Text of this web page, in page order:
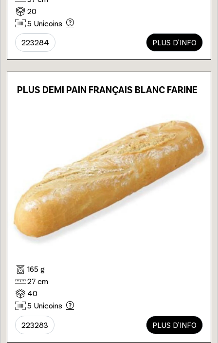
20
5 Unicoins
223284 PLUS D'INFO
PLUS DEMI PAIN FRANÇAIS BLANC FARINE
165 g
27 cm
40
5 Unicoins
223283 PLUS D'INFO